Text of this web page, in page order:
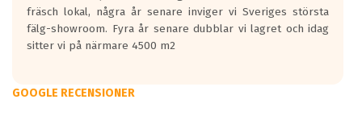
ET: 20
4063 kr
ET: 20
fräsch lokal, några år senare inviger vi Sveriges största
fälg-showroom. Fyra år senare dubblar vi lagret och idag
sitter vi på närmare 4500 m2
GOOGLE RECENSIONER